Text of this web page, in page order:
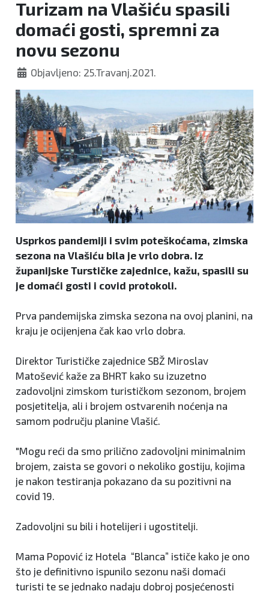
Turizam na Vlašiću spasili
domaći gosti, spremni za
novu sezonu
Objavljeno: 25.Travanj.2021.
Usprkos pandemiji i svim poteškoćama, zimska
sezona na Vlašiću bila je vrlo dobra. Iz
županijske Turstičke zajednice, kažu, spasili su
je domaći gosti i covid protokoli.
Prva pandemijska zimska sezona na ovoj planini, na
kraju je ocijenjena čak kao vrlo dobra.
Direktor Turističke zajednice SBŽ Miroslav
Matošević kaže za BHRT kako su izuzetno
zadovoljni zimskom turističkom sezonom, brojem
posjetitelja, ali i brojem ostvarenih noćenja na
samom području planine Vlašić.
"Mogu reći da smo prilično zadovoljni minimalnim
brojem, zaista se govori o nekoliko gostiju, kojima
je nakon testiranja pokazano da su pozitivni na
covid 19.
Zadovoljni su bili i hotelijeri i ugostitelji.
Mama Popović iz Hotela “Blanca” ističe kako je ono
što je definitivno ispunilo sezonu naši domaći
turisti te se jednako nadaju dobroj posjećenosti